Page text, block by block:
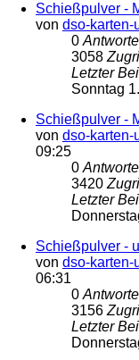
Schießpulver -
von dso-karten-
0
3058
Letzter
Sonntag
Schießpulver -
von dso-karten-
09:25
0
3420
Letzter
Schießpulver -
von dso-karten-
06:31
0
3156
Letzter